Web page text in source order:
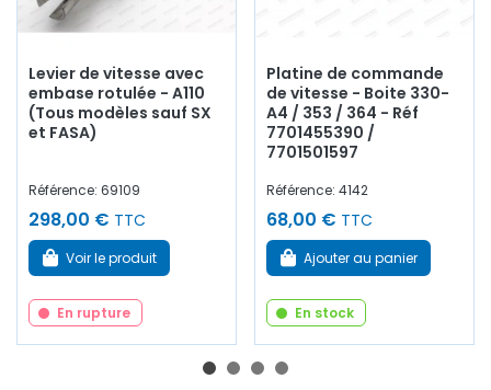
Levier de vitesse avec
embase rotulée - A110
(Tous modèles sauf SX
et FASA)
Référence: 69109
298,00 € TTC
Voir le produit
En rupture
Platine de commande
de vitesse - Boite 330-
A4 / 353 / 364 - Réf
7701455390 /
7701501597
Référence: 4142
68,00 € TTC
Ajouter au panier
En stock